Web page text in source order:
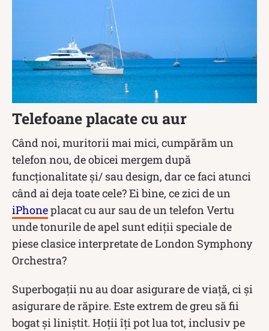
Telefoane placate cu aur
Când noi, muritorii mai mici, cumpărăm un
telefon nou, de obicei mergem după
funcționalitate și/ sau design, dar ce faci atunci
când ai deja toate cele? Ei bine, ce zici de un
iPhoneplacat cu aur sau de un telefon Vertu
unde tonurile de apel sunt ediții speciale de
piese clasice interpretate de London Symphony
Orchestra?
Superbogații nu au doar asigurare de viață, ci și
asigurare de răpire. Este extrem de greu să fii
bogat și liniștit. Hoții îți pot lua tot, inclusiv pe